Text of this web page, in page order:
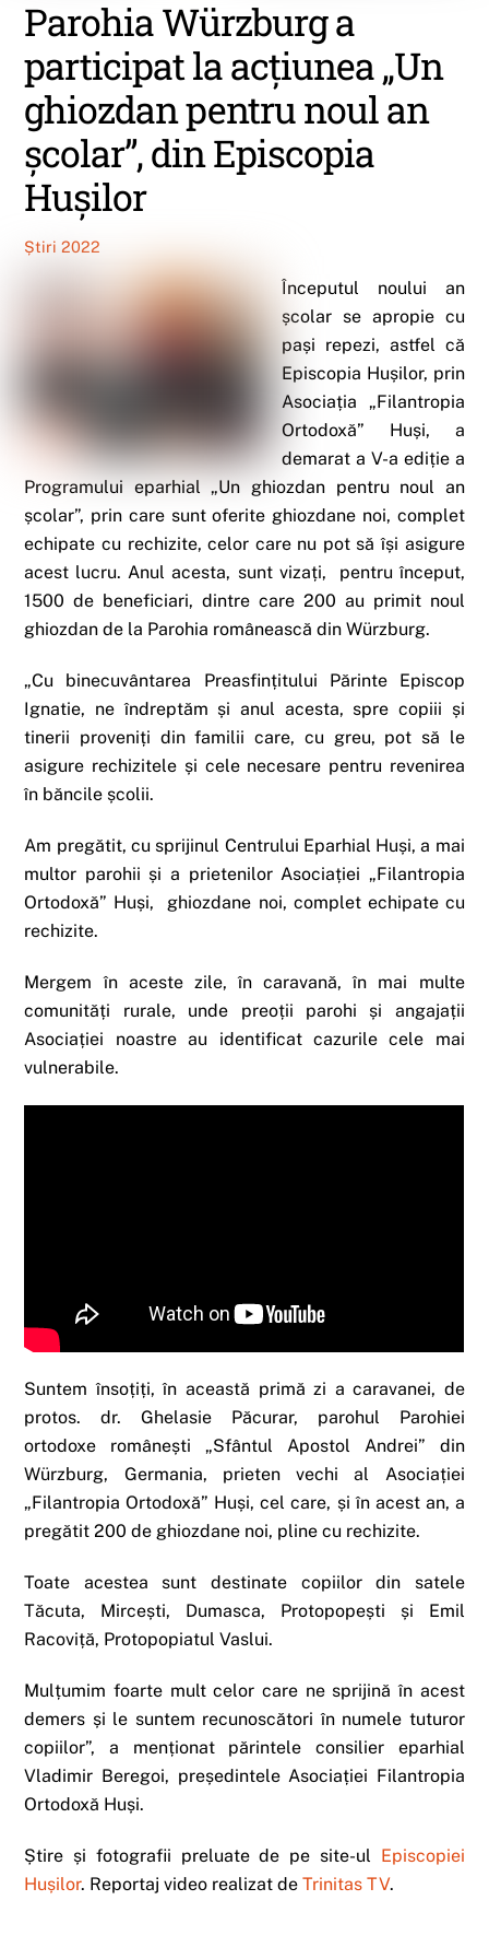
Parohia Würzburg a
participat la acțiunea „Un
ghiozdan pentru noul an
școlar”, din Episcopia
Hușilor
Știri 2022
Începutul noului an
școlar se apropie cu
pași repezi, astfel că
Episcopia Hușilor, prin
Asociația „Filantropia
Ortodoxă” Huși, a
demarat a V-a ediție a
Programului eparhial „Un ghiozdan pentru noul an
școlar”, prin care sunt oferite ghiozdane noi, complet
echipate cu rechizite, celor care nu pot să își asigure
acest lucru. Anul acesta, sunt vizați, pentru început,
1500 de beneficiari, dintre care 200 au primit noul
ghiozdan de la Parohia românească din Würzburg.
„Cu binecuvântarea Preasfințitului Părinte Episcop
Ignatie, ne îndreptăm și anul acesta, spre copiii și
tinerii proveniți din familii care, cu greu, pot să le
asigure rechizitele și cele necesare pentru revenirea
în băncile școlii.
Am pregătit, cu sprijinul Centrului Eparhial Huși, a mai
multor parohii și a prietenilor Asociației „Filantropia
Ortodoxă” Huși, ghiozdane noi, complet echipate cu
rechizite.
Mergem în aceste zile, în caravană, în mai multe
comunități rurale, unde preoții parohi și angajații
Asociației noastre au identificat cazurile cele mai
vulnerabile.
Suntem însoțiți, în această primă zi a caravanei, de
protos. dr. Ghelasie Păcurar, parohul Parohiei
ortodoxe românești „Sfântul Apostol Andrei” din
Würzburg, Germania, prieten vechi al Asociației
„Filantropia Ortodoxă” Huși, cel care, și în acest an, a
pregătit 200 de ghiozdane noi, pline cu rechizite.
Toate acestea sunt destinate copiilor din satele
Tăcuta, Mircești, Dumasca, Protopopești și Emil
Racoviță, Protopopiatul Vaslui.
Mulțumim foarte mult celor care ne sprijină în acest
demers și le suntem recunoscători în numele tuturor
copiilor”, a menționat părintele consilier eparhial
Vladimir Beregoi, președintele Asociației Filantropia
Ortodoxă Huși.
Știre și fotografii preluate de pe site-ul Episcopiei
Hușilor. Reportaj video realizat deTrinitas TV.